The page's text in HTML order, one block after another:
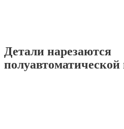
Детали нарезаются